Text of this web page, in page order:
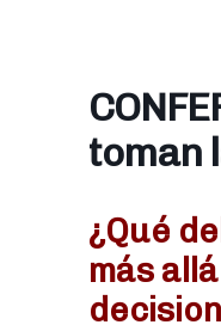
toman
¿Qué
más